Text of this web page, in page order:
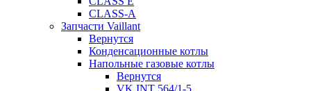
CLASS-A
Запчасти Vaillant
Вернутся
Конденсационные котлы
Напольные газовые котлы
Вернутся
VK INT 564/1-5